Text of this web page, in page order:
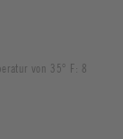
von 35° F: 8